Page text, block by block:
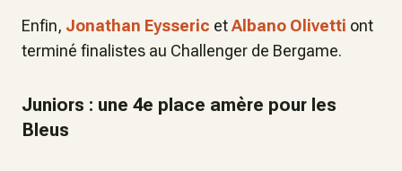
Enfin, Jonathan Eysseric etAlbano Olivetti ont
terminé finalistes au Challenger de Bergame.
Juniors : une 4e place amère pour les
Bleus